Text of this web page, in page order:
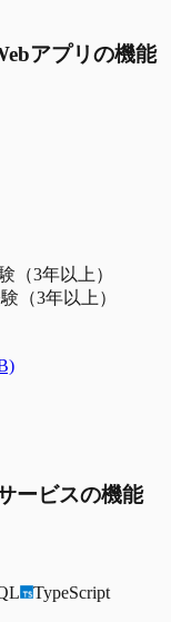
アプリの機能
（3年以上）
（3年以上）
ービスの機能
TypeScript